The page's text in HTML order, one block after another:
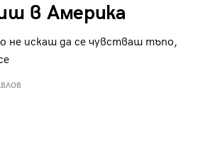
в Америка
не искаш да се чувстваш тъпо,